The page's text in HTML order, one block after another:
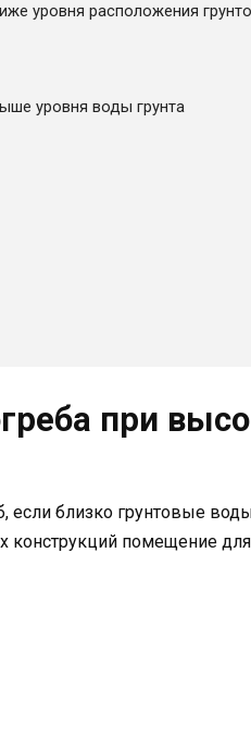
уровня расположения
уровня воды грунта
при
если близко грунтовые
конструкций помещение